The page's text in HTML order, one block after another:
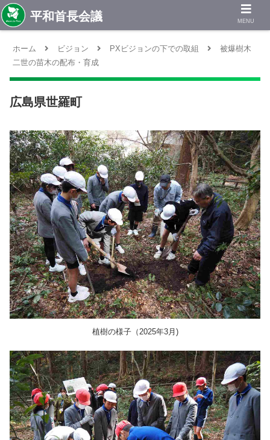
ホーム ビジョン PXビジョンの下での取組
被爆樹木
二世の苗木の配布・育成
広島県世羅町
植樹の様子（2025年3月)
MENU